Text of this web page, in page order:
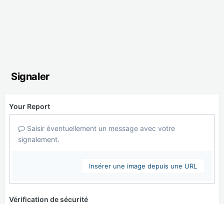
Signaler
Your Report
Saisir éventuellement un message avec votre
signalement.
Insérer une image depuis une URL
Vérification de sécurité